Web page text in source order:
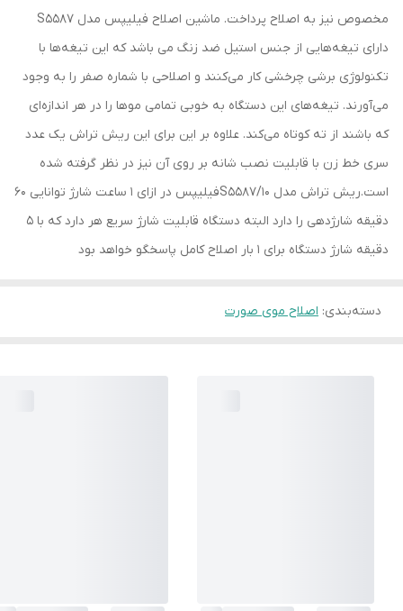
مخصوص نیز به اصلاح پرداخت. ماشین اصلاح فیلیپس مدل S5587
دارای تیغه‌هایی از جنس استیل ضد زنگ می‌ باشد که این تیغه‌ها با
تکنولوژی برشی چرخشی کار می‌کنند و اصلاحی با شماره صفر را به وجود
می‌آورند. تیغه‌های این دستگاه به خوبی تمامی موها را در هر اندازه‌ای
که باشند از ته کوتاه می‌کند. علاوه بر این برای این ریش تراش یک عدد
سری خط زن با قابلیت نصب شانه بر روی آن نیز در نظر گرفته شده
است.ریش تراش مدل S5587/10فیلیپس در ازای 1 ساعت شارژ توانایی 60
دقیقه شارژدهی را دارد البته دستگاه قابلیت شارژ سریع هر دارد که با 5
دقیقه شارژ دستگاه برای 1 بار اصلاح کامل پاسخگو خواهد بود
دسته‌بندی: اصلاح موی صورت